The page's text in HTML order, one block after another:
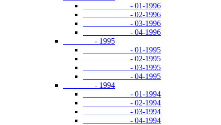
- 01-1996
- 02-1996
- 03-1996
- 04-1996
- 1995
- 01-1995
- 02-1995
- 03-1995
- 04-1995
- 1994
- 01-1994
- 02-1994
- 03-1994
- 04-1994